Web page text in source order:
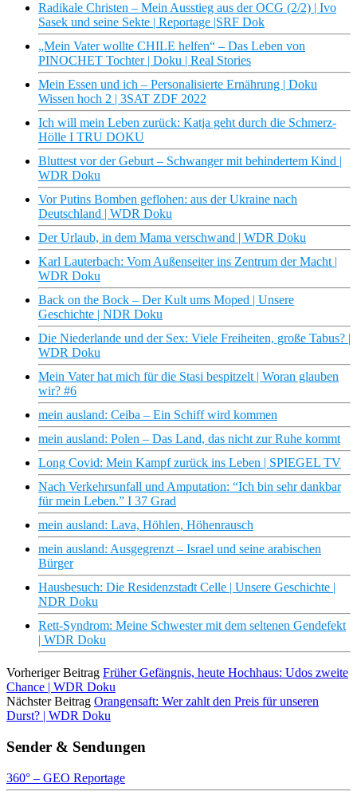
Radikale Christen – Mein Ausstieg aus der OCG (2/2) | Ivo
Sasek und seine Sekte | Reportage |SRF Dok
„Mein Vater wollte CHILE helfen“ – Das Leben von
PINOCHET Tochter | Doku | Real Stories
Mein Essen und ich – Personalisierte Ernährung | Doku
Wissen hoch 2 | 3SAT ZDF 2022
Ich will mein Leben zurück: Katja geht durch die Schmerz-
Hölle I TRU DOKU
Bluttest vor der Geburt – Schwanger mit behindertem Kind |
WDR Doku
Vor Putins Bomben geflohen: aus der Ukraine nach
Deutschland | WDR Doku
Der Urlaub, in dem Mama verschwand | WDR Doku
Karl Lauterbach: Vom Außenseiter ins Zentrum der Macht |
WDR Doku
Back on the Bock – Der Kult ums Moped | Unsere
Geschichte | NDR Doku
Die Niederlande und der Sex: Viele Freiheiten, große Tabus? |
WDR Doku
Mein Vater hat mich für die Stasi bespitzelt | Woran glauben
wir? #6
mein ausland: Ceiba – Ein Schiff wird kommen
mein ausland: Polen – Das Land, das nicht zur Ruhe kommt
Long Covid: Mein Kampf zurück ins Leben | SPIEGEL TV
Nach Verkehrsunfall und Amputation: “Ich bin sehr dankbar
für mein Leben.” I 37 Grad
mein ausland: Lava, Höhlen, Höhenrausch
mein ausland: Ausgegrenzt – Israel und seine arabischen
Bürger
Hausbesuch: Die Residenzstadt Celle | Unsere Geschichte |
NDR Doku
Rett-Syndrom: Meine Schwester mit dem seltenen Gendefekt
| WDR Doku
Vorheriger Beitrag Früher Gefängnis, heute Hochhaus: Udos zweite
Chance | WDR Doku
Nächster Beitrag Orangensaft: Wer zahlt den Preis für unseren
Durst? | WDR Doku
Sender & Sendungen
360° – GEO Reportage